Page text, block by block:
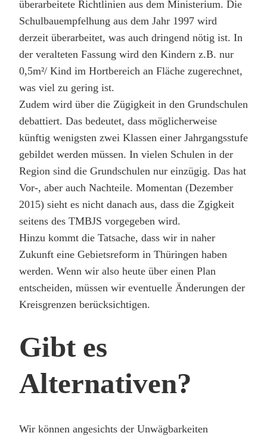
überarbeitete Richtlinien aus dem Ministerium. Die
Schulbauempfelhung aus dem Jahr 1997 wird
derzeit überarbeitet, was auch dringend nötig ist. In
der veralteten Fassung wird den Kindern z.B. nur
0,5m²/ Kind im Hortbereich an Fläche zugerechnet,
was viel zu gering ist.
Zudem wird über die Zügigkeit in den Grundschulen
debattiert. Das bedeutet, dass möglicherweise
künftig wenigsten zwei Klassen einer Jahrgangsstufe
gebildet werden müssen. In vielen Schulen in der
Region sind die Grundschulen nur einzügig. Das hat
Vor-, aber auch Nachteile. Momentan (Dezember
2015) sieht es nicht danach aus, dass die Zgigkeit
seitens des TMBJS vorgegeben wird.
Hinzu kommt die Tatsache, dass wir in naher
Zukunft eine Gebietsreform in Thüringen haben
werden. Wenn wir also heute über einen Plan
entscheiden, müssen wir eventuelle Änderungen der
Kreisgrenzen berücksichtigen.
Gibt es
Alternativen?
Wir können angesichts der Unwägbarkeiten